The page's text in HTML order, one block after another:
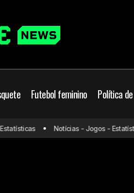
Futebol feminino Política
Napoli contrata Lukaku, do Chelsea
Notícias - Jogos -